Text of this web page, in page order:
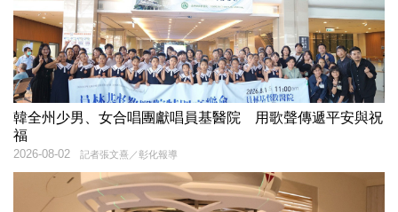
韓全州少男、女合唱團獻唱員基醫院 用歌聲傳遞平安與祝
福
記者張文熹／彰化報導
2026-08-02